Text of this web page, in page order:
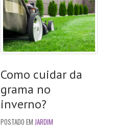
Como cuidar da
grama no
inverno?
POSTADO EM JARDIM